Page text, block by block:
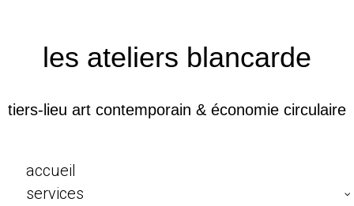
les ateliers blancarde
tiers-lieu art contemporain & économie circulaire
accueil
services